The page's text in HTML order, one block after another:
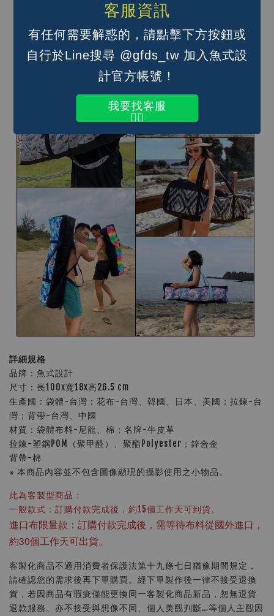
客服資訊
有任何需要解惑的，請點擊下方按鈕或
自行於Line搜尋 @gfds_tw 加入魚式設
計官方帳號！
我要找客服
👆🏽
手提（單肩背帶調到最短即可）
詳細規格
品牌：魚式設計
尺寸：長100x寬18x高26.5 cm
生產國：袋體-台灣；花布-台灣、韓國、日本、美國；拉鍊-台
灣；背帶-台灣、中國
材質：袋體布料-尼龍、棉；名牌-牛皮革
拉鍊-塑鋼POM（聚甲醛）、聚酯Polyester；鋅合金
背帶-棉
※ 本商品內容並不包含圖像顯現的攝影使用之小物品。
此為客製型商品：
一般款式：訂購付款完成後，約15個工作天可到貨。
進口布限量款：訂購付款完成後，需等待布料從國外進口，
約30個工作天可出貨。
客製化商品不適用消費者保護法第十九條七日猶豫期間規定，
請確認您的需求後再下單購買。經下單製作後一律不接受退換
貨，若因商品有瑕疵僅能更換同一客製化商品新品，恕無退貨
退款服務。亦不接受與想像不同、個人美觀判斷…等個人主觀因